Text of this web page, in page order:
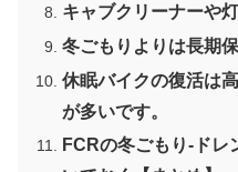
キャブクリーナーや
冬ごもりよりは長期
休眠バイクの復活は
が多いです。
FCRの冬ごもり-ドレ